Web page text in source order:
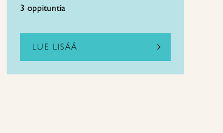
3 oppituntia
LUE LISÄÄ